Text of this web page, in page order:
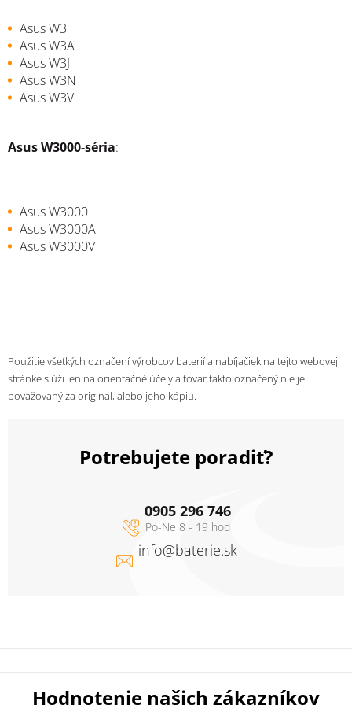
Asus W3
Asus W3A
Asus W3J
Asus W3N
Asus W3V
Asus W3000-séria:
Asus W3000
Asus W3000A
Asus W3000V
Použitie všetkých označení výrobcov baterií a nabíjačiek na tejto webovej
stránke slúži len na orientačné účely a tovar takto označený nie je
považovaný za originál, alebo jeho kópiu.
Potrebujete poradiť?
info@baterie.sk
0905 296 746
Hodnotenie našich zákazníkov